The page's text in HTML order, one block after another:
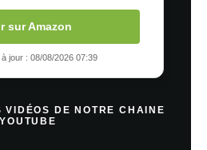
sur Amazon
à jour : 08/08/2026 07:39
VIDÉOS DE NOTRE CHAINE
YOUTUBE